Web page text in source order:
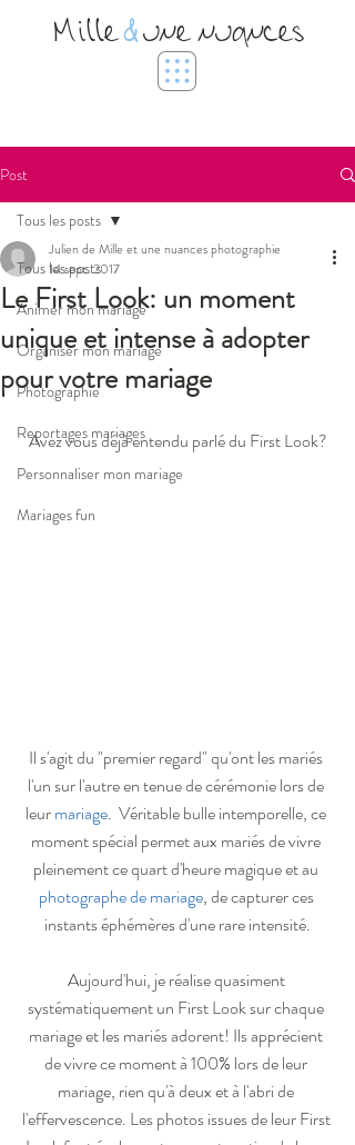
Mille&une nuances
Post
Tous les posts
Animer mon mariage
Organiser mon mariage
Photographie
Reportages mariages
Personnaliser mon mariage
Mariages fun
Tous les posts
Le First Look: un moment
unique et intense à adopter
pour votre mariage
Julien de Mille et une nuances photographie
14 sept. 2017
Avez vous déjà entendu parlé du First Look?
Il s'agit du "premier regard" qu'ont les mariés
l'un sur l'autre en tenue de cérémonie lors de
leur mariage.  Véritable bulle intemporelle, ce
moment spécial permet aux mariés de vivre
pleinement ce quart d'heure magique et au
photographe de mariage, de capturer ces
instants éphémères d'une rare intensité.
Aujourd'hui, je réalise quasiment
systématiquement un First Look sur chaque
mariage et les mariés adorent! Ils apprécient
de vivre ce moment à 100% lors de leur
mariage, rien qu'à deux et à l'abri de
l'effervescence. Les photos issues de leur First